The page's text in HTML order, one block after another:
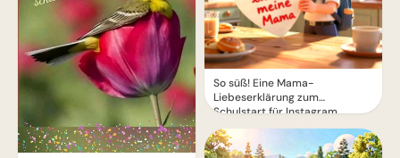
So süß! Eine Mama-
Liebeserklärung zum
Schulstart für Instagram